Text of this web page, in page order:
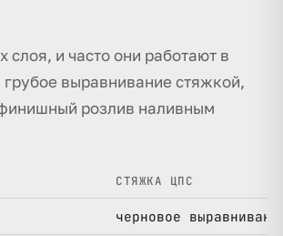
слоя, и часто они работают в
выравнивание стяжкой,
розлив наливным
СТЯЖКА ЦПС
черновое